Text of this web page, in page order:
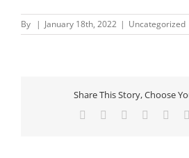
By | January 18th, 2022 | Uncategorized
Share This Story, Choose
Facebook Reddit LinkedIn